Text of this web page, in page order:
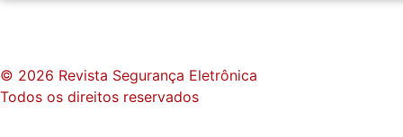
© 2026 Revista Segurança Eletrônica
Todos os direitos reservados